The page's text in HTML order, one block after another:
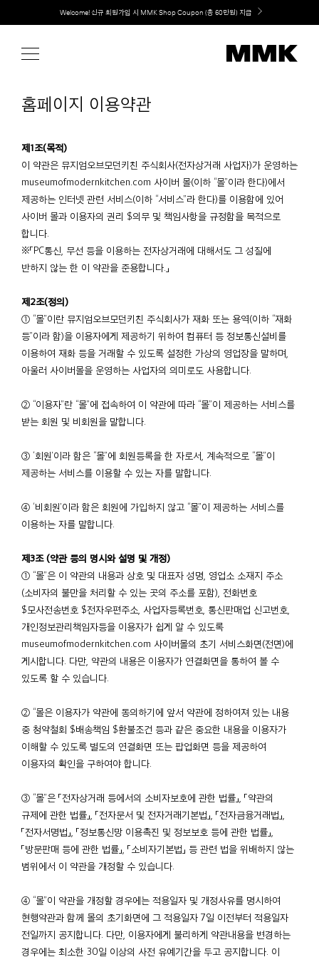
content
Welcome! 신규 회원가입 시 MMK Shop Coupon (총 60만원) 지급
홈페이지 이용약관
제1조(목적)
이 약관은 뮤지엄오브모던키친 주식회사(전자상거래 사업자)가 운영하는
museumofmodernkitchen.com 사이버 몰(이하 “몰”이라 한다)에서
제공하는 인터넷 관련 서비스(이하 “서비스”라 한다)를 이용함에 있어
사이버 몰과 이용자의 권리 $의무 및 책임사항을 규정함을 목적으로
합니다.
※「PC통신, 무선 등을 이용하는 전자상거래에 대해서도 그 성질에
반하지 않는 한 이 약관을 준용합니다.」
제2조(정의)
① “몰”이란 뮤지엄오브모던키친 주식회사가 재화 또는 용역(이하 “재화
등”이라 함)을 이용자에게 제공하기 위하여 컴퓨터 등 정보통신설비를
이용하여 재화 등을 거래할 수 있도록 설정한 가상의 영업장을 말하며,
아울러 사이버몰을 운영하는 사업자의 의미로도 사용합니다.
② “이용자”란 “몰”에 접속하여 이 약관에 따라 “몰”이 제공하는 서비스를
받는 회원 및 비회원을 말합니다.
③ ‘회원’이라 함은 “몰”에 회원등록을 한 자로서, 계속적으로 “몰”이
제공하는 서비스를 이용할 수 있는 자를 말합니다.
④ ‘비회원’이라 함은 회원에 가입하지 않고 “몰”이 제공하는 서비스를
이용하는 자를 말합니다.
제3조 (약관 등의 명시와 설명 및 개정)
① “몰”은 이 약관의 내용과 상호 및 대표자 성명, 영업소 소재지 주소
(소비자의 불만을 처리할 수 있는 곳의 주소를 포함), 전화번호
$모사전송번호 $전자우편주소, 사업자등록번호, 통신판매업 신고번호,
개인정보관리책임자등을 이용자가 쉽게 알 수 있도록
museumofmodernkitchen.com 사이버몰의 초기 서비스화면(전면)에
게시합니다. 다만, 약관의 내용은 이용자가 연결화면을 통하여 볼 수
있도록 할 수 있습니다.
② “몰은 이용자가 약관에 동의하기에 앞서 약관에 정하여져 있는 내용
중 청약철회 $배송책임 $환불조건 등과 같은 중요한 내용을 이용자가
이해할 수 있도록 별도의 연결화면 또는 팝업화면 등을 제공하여
이용자의 확인을 구하여야 합니다.
③ “몰”은 「전자상거래 등에서의 소비자보호에 관한 법률」, 「약관의
규제에 관한 법률」, 「전자문서 및 전자거래기본법」, 「전자금융거래법」,
「전자서명법」, 「정보통신망 이용촉진 및 정보보호 등에 관한 법률」,
「방문판매 등에 관한 법률」, 「소비자기본법」 등 관련 법을 위배하지 않는
범위에서 이 약관을 개정할 수 있습니다.
④ “몰”이 약관을 개정할 경우에는 적용일자 및 개정사유를 명시하여
현행약관과 함께 몰의 초기화면에 그 적용일자 7일 이전부터 적용일자
전일까지 공지합니다. 다만, 이용자에게 불리하게 약관내용을 변경하는
경우에는 최소한 30일 이상의 사전 유예기간을 두고 공지합니다. 이